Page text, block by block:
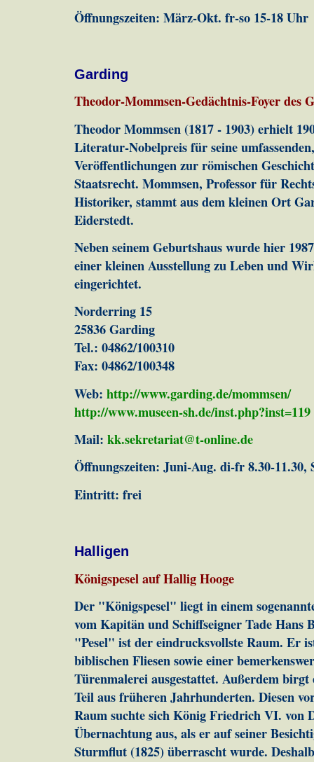
Öffnungszeiten: März-Okt. fr-so 15-18 Uhr
Garding
Theodor-Mommsen-Gedächtnis-Foyer des
Theodor Mommsen (1817 - 1903) erhielt
Literatur-Nobelpreis für seine
Veröffentlichungen zur römischen
Staatsrecht. Mommsen, Professor für
Historiker, stammt aus dem kleinen Ort
Eiderstedt.
Neben seinem Geburtshaus wurde hier
einer kleinen Ausstellung zu Leben und
eingerichtet.
Norderring 15
25836 Garding
Tel.: 04862/100310
Fax: 04862/100348
Web:http://www.garding.de/mommsen/
http://www.museen-sh.de/inst.php?inst=119
Mail:kk.sekretariat@t-online.de
Öffnungszeiten: Juni-Aug. di-fr 8.30-11.30,
Eintritt: frei
Halligen
Königspesel auf Hallig Hooge
Der "Königspesel" liegt in einem
vom Kapitän und Schiffseigner Tade
"Pesel" ist der eindrucksvollste Raum. Er
biblischen Fliesen sowie einer
Türenmalerei ausgestattet. Außerdem
Teil aus früheren Jahrhunderten. Diesen
Raum suchte sich König Friedrich VI. von
Übernachtung aus, als er auf seiner
Sturmflut (1825) überrascht wurde.